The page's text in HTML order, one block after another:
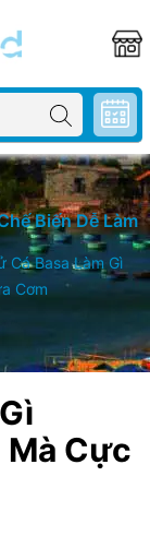
Biến Dễ Làm
Cá Basa Làm Gì
Cơm
Mà Cực